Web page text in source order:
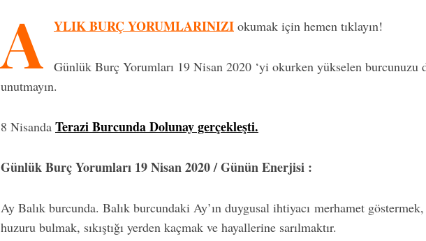
A YLIK BURÇ YORUMLARINIZI okumak için hemen tıklayın!
Günlük Burç Yorumları 19 Nisan 2020 ‘yi okurken yükselen burcunuzu
unutmayın.
8 Nisanda Terazi Burcunda Dolunay gerçekleşti.
Günlük Burç Yorumları 19 Nisan 2020 / Günün Enerjisi :
Ay Balık burcunda. Balık burcundaki Ay’ın duygusal ihtiyacı merhamet
huzuru bulmak, sıkıştığı yerden kaçmak ve hayallerine sarılmaktır.